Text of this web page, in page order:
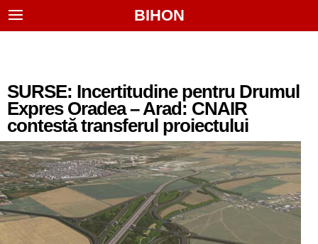
BIHON
SURSE: Incertitudine pentru Drumul
Expres Oradea – Arad: CNAIR
contestă transferul proiectului